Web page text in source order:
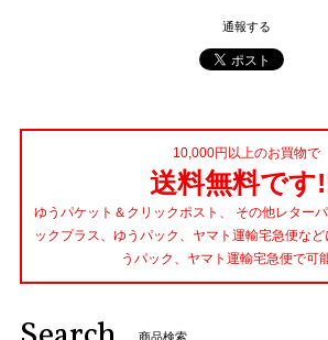
通報する
10,000円以上のお買物で
送料無料です
ゆうパケット＆クリックポスト、 その他レター
ックプラス、ゆうパック、ヤマト運輸宅急便な
うパック、ヤマト運輸宅急便で可
商品検索